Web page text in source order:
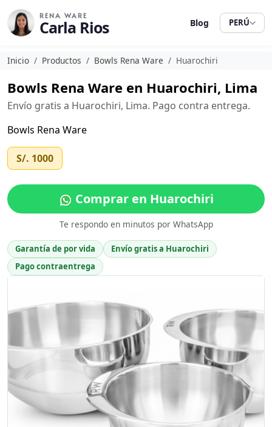
RENA WARE
Carla Rios Blog PERÚ
Inicio Productos Bowls Rena Ware Huarochiri
Bowls Rena Ware en Huarochiri, Lima
Envío gratis a Huarochiri, Lima. Pago contra entrega.
Bowls Rena Ware
S/. 1000
Comprar en Huarochiri
Te respondo en minutos por WhatsApp
Garantía de por vida
Envío gratis a Huarochiri
Pago contraentrega